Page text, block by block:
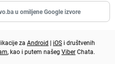
u omiljene Google izvore
za Android | iOS i društvenih
, kao i putem našeg ViberChata.